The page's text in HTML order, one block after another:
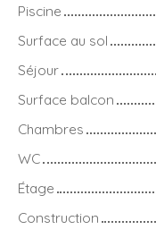
Piscine
Surface au sol
Séjour
Surface balcon
Chambres
WC
Étage
Construction